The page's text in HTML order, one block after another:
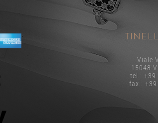
Viale
15048
tel.: +39
fax.: